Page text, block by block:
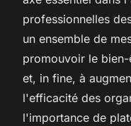
professionnelles
un ensemble de
promouvoir le
et, in fine, à
l'efficacité des
l'importance de